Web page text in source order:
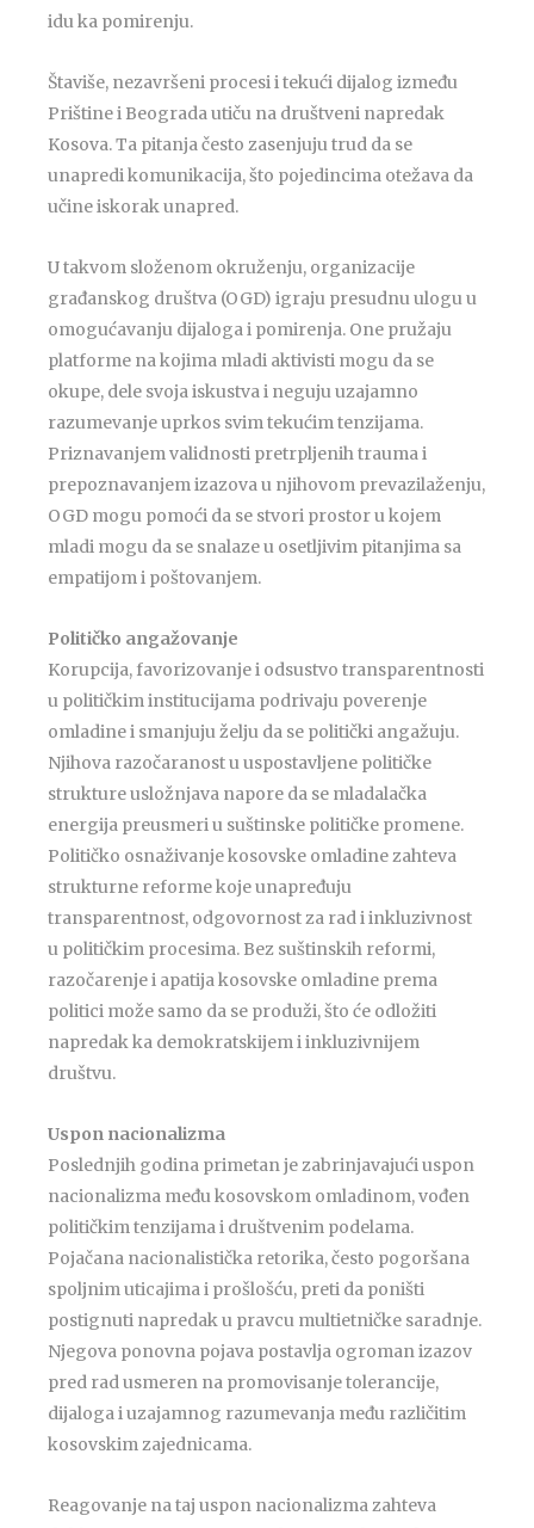
idu ka pomirenju.
Štaviše, nezavršeni procesi i tekući dijalog između
Prištine i Beograda utiču na društveni napredak
Kosova. Ta pitanja često zasenjuju trud da se
unapredi komunikacija, što pojedincima otežava da
učine iskorak unapred.
U takvom složenom okruženju, organizacije
građanskog društva (OGD) igraju presudnu ulogu u
omogućavanju dijaloga i pomirenja. One pružaju
platforme na kojima mladi aktivisti mogu da se
okupe, dele svoja iskustva i neguju uzajamno
razumevanje uprkos svim tekućim tenzijama.
Priznavanjem validnosti pretrpljenih trauma i
prepoznavanjem izazova u njihovom prevazilaženju,
OGD mogu pomoći da se stvori prostor u kojem
mladi mogu da se snalaze u osetljivim pitanjima sa
empatijom i poštovanjem.
Političko angažovanje
Korupcija, favorizovanje i odsustvo transparentnosti
u političkim institucijama podrivaju poverenje
omladine i smanjuju želju da se politički angažuju.
Njihova razočaranost u uspostavljene političke
strukture usložnjava napore da se mladalačka
energija preusmeri u suštinske političke promene.
Političko osnaživanje kosovske omladine zahteva
strukturne reforme koje unapređuju
transparentnost, odgovornost za rad i inkluzivnost
u političkim procesima. Bez suštinskih reformi,
razočarenje i apatija kosovske omladine prema
politici može samo da se produži, što će odložiti
napredak ka demokratskijem i inkluzivnijem
društvu.
Uspon nacionalizma
Poslednjih godina primetan je zabrinjavajući uspon
nacionalizma među kosovskom omladinom, vođen
političkim tenzijama i društvenim podelama.
Pojačana nacionalistička retorika, često pogoršana
spoljnim uticajima i prošlošću, preti da poništi
postignuti napredak u pravcu multietničke saradnje.
Njegova ponovna pojava postavlja ogroman izazov
pred rad usmeren na promovisanje tolerancije,
dijaloga i uzajamnog razumevanja među različitim
kosovskim zajednicama.
Reagovanje na taj uspon nacionalizma zahteva